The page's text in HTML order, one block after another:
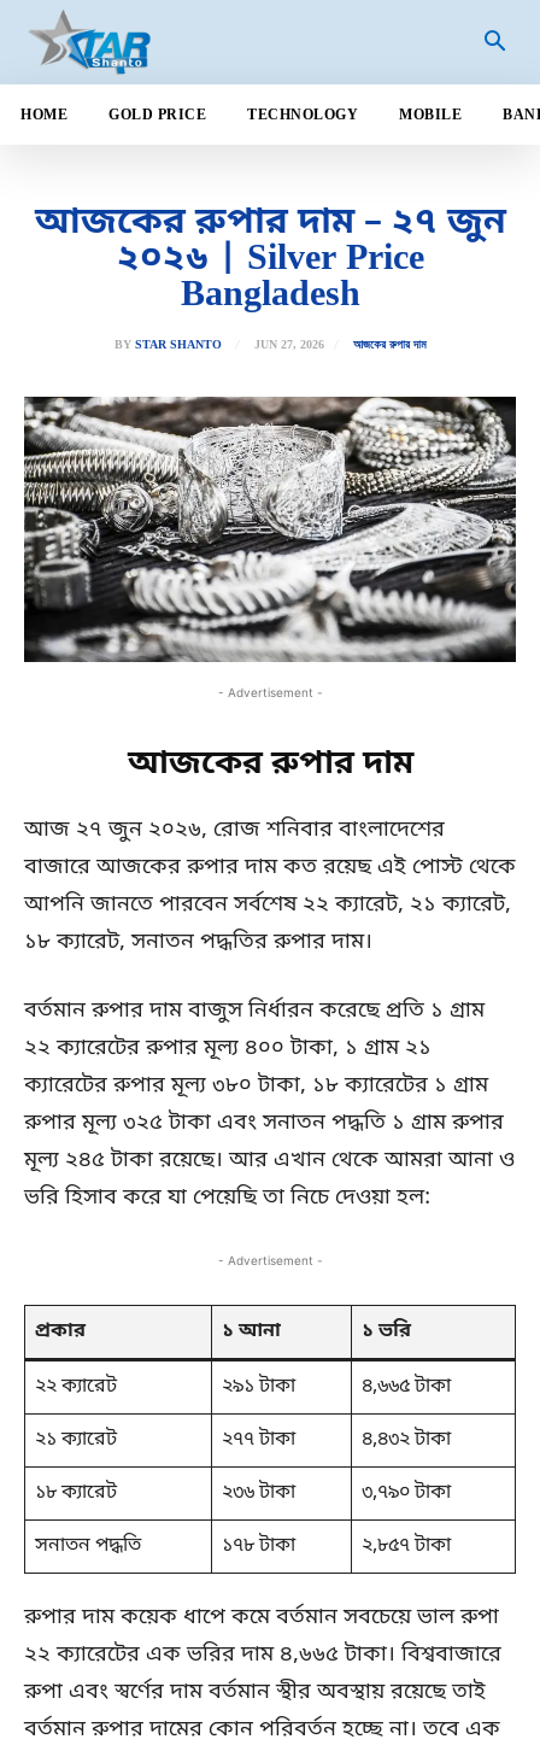
HOME GOLD PRICE TECHNOLOGY MOBILE
আজকের রুপার দাম – ২৭ জুন
২০২৬ | Silver Price
Bangladesh
BY STAR SHANTO JUN 27, 2026 আজকের রুপার দাম
- Advertisement -
আজকের রুপার দাম
আজ ২৭ জুন ২০২৬, রোজ শনিবার বাংলাদেশের
বাজারে আজকের রুপার দাম কত রয়েছ এই পোস্ট থেকে
আপনি জানতে পারবেন সর্বশেষ ২২ ক্যারেট, ২১ ক্যারেট,
১৮ ক্যারেট, সনাতন পদ্ধতির রুপার দাম।
বর্তমান রুপার দাম বাজুস নির্ধারন করেছে প্রতি ১ গ্রাম
২২ ক্যারেটের রুপার মূল্য ৪০০ টাকা, ১ গ্রাম ২১
ক্যারেটের রুপার মূল্য ৩৮০ টাকা, ১৮ ক্যারেটের ১ গ্রাম
রুপার মূল্য ৩২৫ টাকা এবং সনাতন পদ্ধতি ১ গ্রাম রুপার
মূল্য ২৪৫ টাকা রয়েছে। আর এখান থেকে আমরা আনা ও
ভরি হিসাব করে যা পেয়েছি তা নিচে দেওয়া হল:
- Advertisement -
প্রকার ১ আনা ১ ভরি
২২ ক্যারেট ২৯১ টাকা
৪,৬৬৫ টাকা
২১ ক্যারেট
২৭৭ টাকা
৪,৪৩২ টাকা
১৮ ক্যারেট
২৩৬ টাকা
৩,৭৯০ টাকা
সনাতন পদ্ধতি
১৭৮ টাকা ২,৮৫৭ টাকা
রুপার দাম কয়েক ধাপে কমে বর্তমান সবচেয়ে ভাল রুপা
২২ ক্যারেটের এক ভরির দাম ৪,৬৬৫ টাকা। বিশ্ববাজারে
রুপা এবং স্বর্ণের দাম বর্তমান স্থীর অবস্থায় রয়েছে তাই
বর্তমান রুপার দামের কোন পরিবর্তন হচ্ছে না। তবে এক